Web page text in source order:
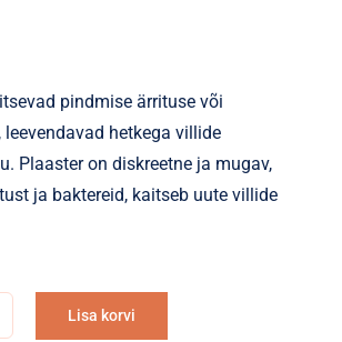
pindmise ärrituse või
leevendavad hetkega villide
Plaaster on diskreetne ja mugav,
ja baktereid, kaitseb uute villide
Lisa korvi